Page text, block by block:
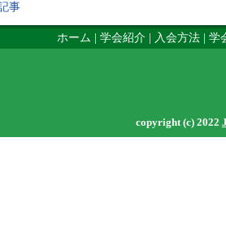
事
ホーム 学会紹介 入会方法 学
copyright (c) 2022